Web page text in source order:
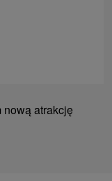
nową atrakcję